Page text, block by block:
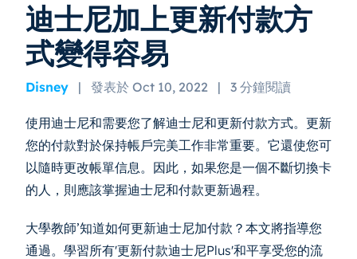
迪士尼加上更新付款方
式變得容易
Disney | 發表於 Oct 10, 2022 | 3 分鐘閱讀
使用迪士尼和需要您了解迪士尼和更新付款方式。更新
您的付款對於保持帳戶完美工作非常重要。它還使您可
以隨時更改帳單信息。因此，如果您是一個不斷切換卡
的人，則應該掌握迪士尼和付款更新過程。
大學教師’知道如何更新迪士尼加付款？本文將指導您
通過。學習所有'更新付款迪士尼Plus'和平享受您的流